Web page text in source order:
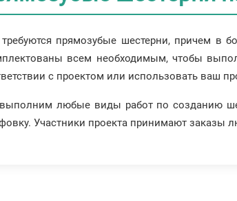
прямозубые шестерни, причем в
всем необходимым, чтобы
с проектом или использовать ваш
любые виды работ по созданию
Участники проекта принимают заказы